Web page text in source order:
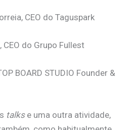
CEO do Taguspark
do Grupo Fullest
BOARD STUDIO Founder &
talkse uma outra atividade,